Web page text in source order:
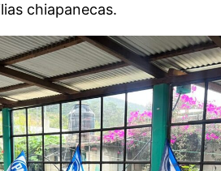
chiapanecas.